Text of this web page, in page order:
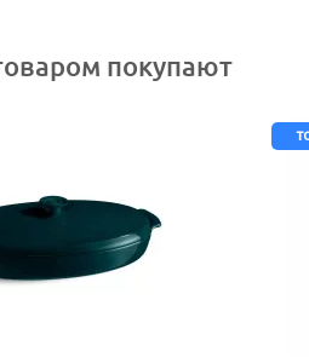
покупают